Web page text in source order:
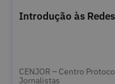
Introdução às
CENJOR – Centro
Jornalistas